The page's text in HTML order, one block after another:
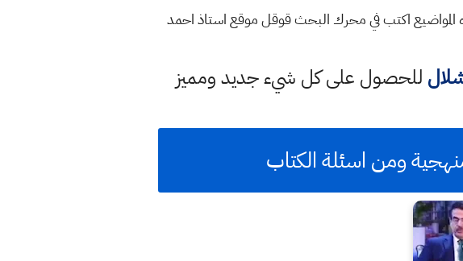
التربية عن طبيعة الاسئلة الوزارية 2023 للمزيد من هذه المواضيع اكتب في محرك البحث قوقل موقع استاذ احمد
للحصول على كل شيء جديد ومميز